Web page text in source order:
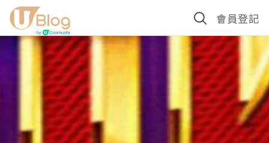
會員登記